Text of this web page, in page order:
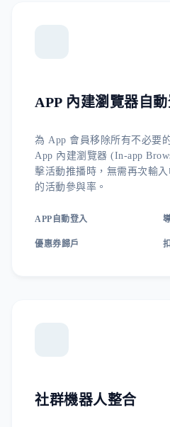
APP 內建瀏覽器自
為 App 會員移除所有不必要
App 內建瀏覽器 (In-app
擊活動推播時，無需再次輸
的活動參與率。
APP自動登入
優惠券歸戶
社群機器人整合